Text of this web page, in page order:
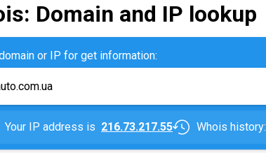
Domain and IP lookup
or IP for get information:
Your IP address is 216.73.217.55 Whois history: